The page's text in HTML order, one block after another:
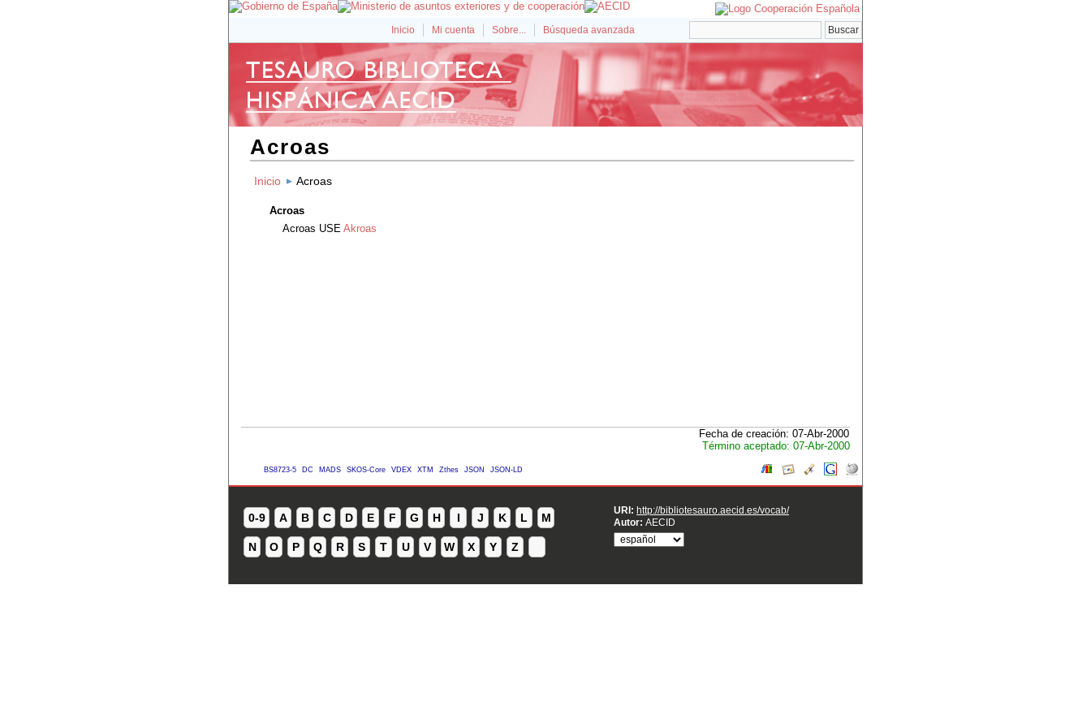
Inicio Mi cuenta Sobre... Búsqueda avanzada
Acroas
Inicio Acroas
Acroas
Acroas USE Akroas
Fecha de creación: 07-Abr-2000
Término aceptado: 07-Abr-2000
BS8723-5 DC MADS SKOS-Core VDEX XTM Zthes JSON JSON-LD
0-9 A B C D E F G H I J K L M
N O P Q R S T U V W X Y Z
URI: http://bibliotesauro.aecid.es/vocab/
Autor: AECID